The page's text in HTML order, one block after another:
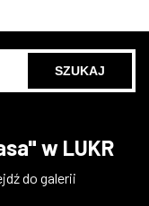
w LUKR
do galerii